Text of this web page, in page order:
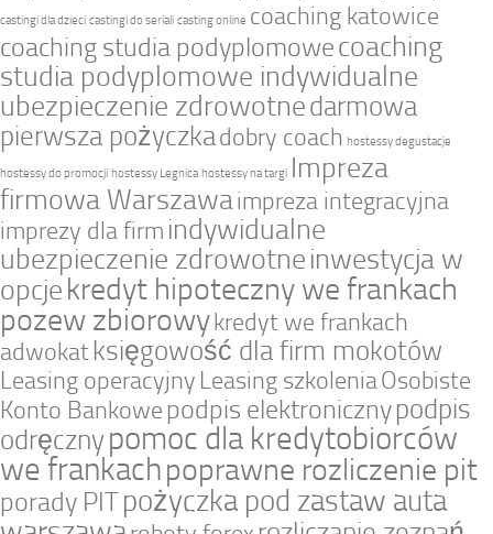
castingi dla dzieci castingi do seriali casting online coaching katowice
coaching studia podyplomowecoaching
studia podyplomowe indywidualne
ubezpieczenie zdrowotnedarmowa
pierwsza pożyczkadobry coach hostessy degustacje
hostessy do promocji hostessy Legnica hostessy na targi Impreza
firmowa Warszawaimpreza integracyjna
imprezy dla firm indywidualne
ubezpieczenie zdrowotneinwestycja w
opcjekredyt hipoteczny we frankach
pozew zbiorowykredyt we frankach
adwokatksięgowość dla firm mokotów
Leasing operacyjny Leasing szkoleniaOsobiste
Konto Bankowepodpis elektronicznypodpis
odręczny pomoc dla kredytobiorców
we frankachpoprawne rozliczenie pit
porady PITpożyczka pod zastaw auta